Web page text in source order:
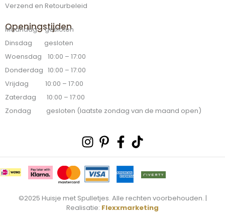
Verzend en Retourbeleid
Openingstijden
Maandag gesloten
Dinsdag gesloten
Woensdag 10:00 – 17:00
Donderdag 10:00 – 17:00
Vrijdag 10:00 – 17:00
Zaterdag 10:00 – 17:00
Zondag gesloten (laatste zondag van de maand open)
Instagram
Pinterest-
p
Facebook-
f
Tiktok
©2025 Huisje met Spulletjes. Alle rechten voorbehouden. |
Realisatie: Flexxmarketing